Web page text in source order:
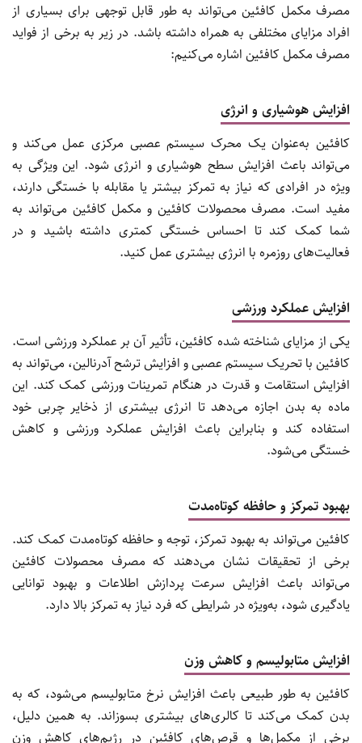
مصرف مکمل کافئین می‌تواند به طور قابل توجهی برای بسیاری از
افراد مزایای مختلفی به همراه داشته باشد. در زیر به برخی از فواید
مصرف مکمل کافئین اشاره می‌کنیم:
افزایش هوشیاری و انرژی
کافئین به‌عنوان یک محرک سیستم عصبی مرکزی عمل می‌کند و
می‌تواند باعث افزایش سطح هوشیاری و انرژی شود. این ویژگی به
ویژه در افرادی که نیاز به تمرکز بیشتر یا مقابله با خستگی دارند،
مفید است. مصرف محصولات کافئین و مکمل کافئین می‌تواند به
شما کمک کند تا احساس خستگی کمتری داشته باشید و در
فعالیت‌های روزمره با انرژی بیشتری عمل کنید.
افزایش عملکرد ورزشی
یکی از مزایای شناخته شده کافئین، تأثیر آن بر عملکرد ورزشی است.
کافئین با تحریک سیستم عصبی و افزایش ترشح آدرنالین، می‌تواند به
افزایش استقامت و قدرت در هنگام تمرینات ورزشی کمک کند. این
ماده به بدن اجازه می‌دهد تا انرژی بیشتری از ذخایر چربی خود
استفاده کند و بنابراین باعث افزایش عملکرد ورزشی و کاهش
خستگی می‌شود.
بهبود تمرکز و حافظه کوتاه‌مدت
کافئین می‌تواند به بهبود تمرکز، توجه و حافظه کوتاه‌مدت کمک کند.
برخی از تحقیقات نشان می‌دهند که مصرف محصولات کافئین
می‌تواند باعث افزایش سرعت پردازش اطلاعات و بهبود توانایی
یادگیری شود، به‌ویژه در شرایطی که فرد نیاز به تمرکز بالا دارد.
افزایش متابولیسم و کاهش وزن
کافئین به طور طبیعی باعث افزایش نرخ متابولیسم می‌شود، که به
بدن کمک می‌کند تا کالری‌های بیشتری بسوزاند. به همین دلیل،
برخی از مکمل‌ها و قرص‌های کافئین در رژیم‌های کاهش وزن